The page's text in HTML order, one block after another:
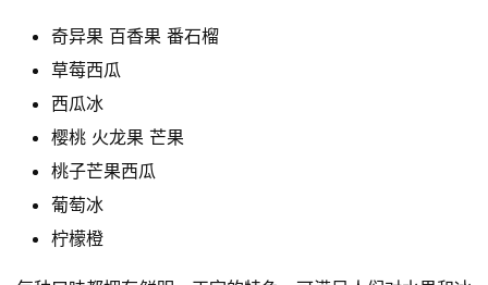
奇异果 百香果 番石榴
草莓西瓜
西瓜冰
樱桃 火龙果 芒果
桃子芒果西瓜
葡萄冰
柠檬橙